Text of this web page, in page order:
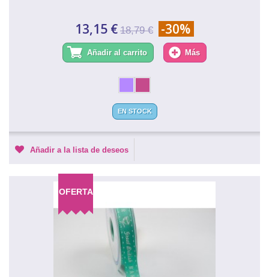
13,15 € 18,79 € -30%
Añadir al carrito Más
EN STOCK
Añadir a la lista de deseos
OFERTA